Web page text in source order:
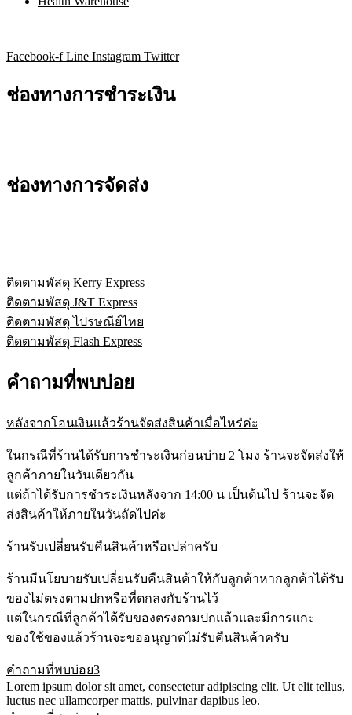
Facebook-f Line Instagram Twitter
ช่องทางการชำระเงิน
ช่องทางการจัดส่ง
ติดตามพัสดุ Kerry Express
ติดตามพัสดุ J&T Express
ติดตามพัสดุ ไปรษณีย์ไทย
ติดตามพัสดุ Flash Express
คำถามที่พบบ่อย
หลังจากโอนเงินแล้วร้านจัดส่งสินค้าเมื่อไหร่ค่ะ
ในกรณีที่ร้านได้รับการชำระเงินก่อนบ่าย 2 โมง ร้านจะจัดส่งให้
ลูกค้าภายในวันเดียวกัน
แต่ถ้าได้รับการชำระเงินหลังจาก 14:00 น เป็นต้นไป ร้านจะจัด
ส่งสินค้าให้ภายในวันถัดไปค่ะ
ร้านรับเปลี่ยนรับคืนสินค้าหรือเปล่าครับ
ร้านมีนโยบายรับเปลี่ยนรับคืนสินค้าให้กับลูกค้าหากลูกค้าได้รับ
ของไม่ตรงตามปกหรือที่ตกลงกับร้านไว้
แต่ในกรณีที่ลูกค้าได้รับของตรงตามปกแล้วและมีการแกะ
ของใช้ของแล้วร้านจะขออนุญาตไม่รับคืนสินค้าครับ
คำถามที่พบบ่อย3
Lorem ipsum dolor sit amet, consectetur adipiscing elit. Ut elit tellus,
luctus nec ullamcorper mattis, pulvinar dapibus leo.